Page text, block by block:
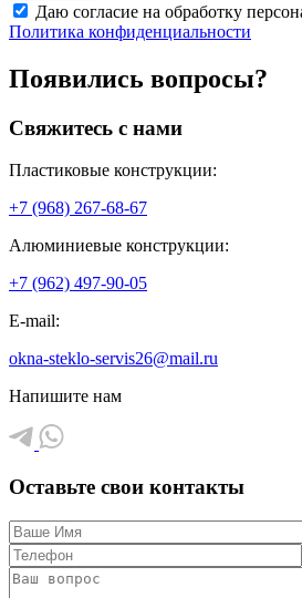
Даю согласие на обработку
Политика конфиденциальности
Появились вопросы?
Свяжитесь с нами
Пластиковые конструкции:
+7 (968) 267-68-67
Алюминиевые конструкции:
+7 (962) 497-90-05
E-mail:
okna-steklo-servis26@mail.ru
Напишите нам
Оставьте свои контакты